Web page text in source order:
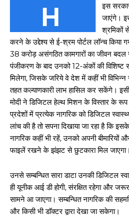
इस
जाएंगे।
श्रमिकों
करने के उद्देश्य से ई-श्रम पोर्टल लॉन्च किया
38 करोड़ असंगठित कामगारों का जीवन बदल
पंजीकरण के बाद उनको 12-अंकों की विशिष्ट
मिलेगा, जिसके जरिये वे देश में कहीं भी
तहत कल्याणकारी लाभ हासिल कर सकेंगे।
मोदी ने डिजिटल हेल्थ मिशन के विस्तार के
प्रदेशों में प्रत्येक नागरिक को डिजिटल
लांच की है तो सपना दिखाया जा रहा है कि
नागरिक कहीं भी रहें, उनको अपनी बीमारियों
फाइलें रखने के झंझट से छुटकारा मिल जाएगा।
उनसे सम्बन्धित सारा डाटा उनकी डिजिटल
ही यूनीक आई डी होगी, संरक्षित रहेगा और
सामने आ जाएगा। सम्बन्धित नागरिक की
और किसी भी डॉक्टर द्वारा देखा जा सकेगा।